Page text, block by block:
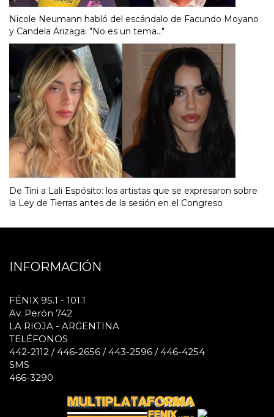
Nicole Neumann habló del escándalo de Facundo Moyano
y Candela Arizaga: "No es un tema..."
De Tini a Lali Espósito: los artistas que se expresaron sobre
la Ley de Tierras antes de la sesión en el Congreso
INFORMACIÓN
FÉNIX 95.1 - 101.1
Av. Perón 742
LA RIOJA - ARGENTINA
TELÉFONOS
442-2112 / 446-2656 / 443-2596 / 446-4254
SMS
466-3290